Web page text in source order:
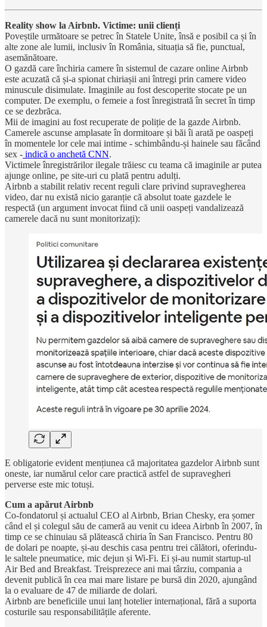
Reality show la Airbnb. Victime: unii clienți
Poveștile următoare se petrec în Statele Unite, însă e posibil ca și în
alte zone ale lumii, inclusiv în România, situația să fie, punctual,
asemănătoare.
O gazdă care închiria camere în sistemul de cazare online Airbnb
este acuzată că și-a spionat chiriașii ani întregi prin camere video
minuscule disimulate. Imaginile au fost descoperite stocate pe un
computer. De exemplu, o femeie a fost înregistrată în secret în timp
ce se dezbrăca.
Mii de imagini au fost recuperate de poliție de la gazde Airbnb.
Camerele ascunse amplasate în dormitoare și băi îi arată pe oaspeți
în momentele lor cele mai intime - schimbându-și hainele sau făcând
sex - indică o anchetă CNN.
Victimele înregistrărilor ilegale trăiesc cu teama că imaginile ar putea
ajunge online, pe site-uri cu plată pentru adulți.
Airbnb a stabilit relativ recent reguli clare privind supravegherea
video, dar nu există nicio garanție că absolut toate gazdele le
respectă (un argument invocat fiind că unii oaspeți vandalizează
camerele dacă nu sunt monitorizați):
E obligatorie evident mențiunea că majoritatea gazdelor Airbnb sunt
oneste, iar numărul celor care practică astfel de supravegheri
perverse este mic totuși.
Cum a apărut Airbnb
Co-fondatorul și actualul CEO al Airbnb, Brian Chesky, era șomer
când el și colegul său de cameră au venit cu ideea Airbnb în 2007, în
timp ce se chinuiau să plătească chiria în San Francisco. Pentru 80
de dolari pe noapte, și-au deschis casa pentru trei călători, oferindu-
le saltele pneumatice, mic dejun și Wi-Fi. Ei și-au numit startup-ul
Air Bed and Breakfast. Treisprezece ani mai târziu, compania a
devenit publică în cea mai mare listare pe bursă din 2020, ajungând
la o evaluare de 47 de miliarde de dolari.
Airbnb are beneficiile unui lanț hotelier internațional, fără a suporta
costurile sau responsabilitățile aferente.